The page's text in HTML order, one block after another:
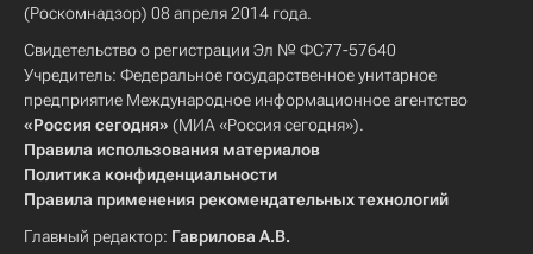
(Роскомнадзор) 08 апреля 2014 года.
Свидетельство о регистрации Эл № ФС77-57640
Учредитель: Федеральное государственное унитарное
предприятие Международное информационное агентство
«Россия сегодня» (МИА «Россия сегодня»).
Правила использования материалов
Политика конфиденциальности
Правила применения рекомендательных технологий
Главный редактор: Гаврилова А.В.